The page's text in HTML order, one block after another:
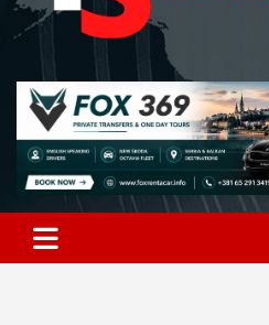
Pozitivna Srpska